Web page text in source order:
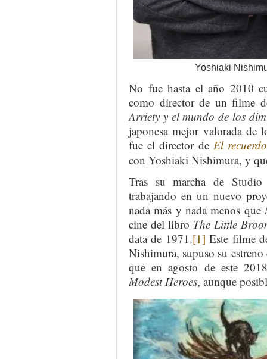
Yoshiaki
No fue hasta el año 2010
como director de un filme
Arriety y el mundo de los
japonesa mejor valorada de
fue el director de El
con Yoshiaki Nishimura, y
Tras su marcha de Studio
trabajando en un nuevo
nada más y nada menos que
cine del libro The Little
data de 1971.[1] Este filme
Nishimura, supuso su
que en agosto de este
Modest Heroes, aunque